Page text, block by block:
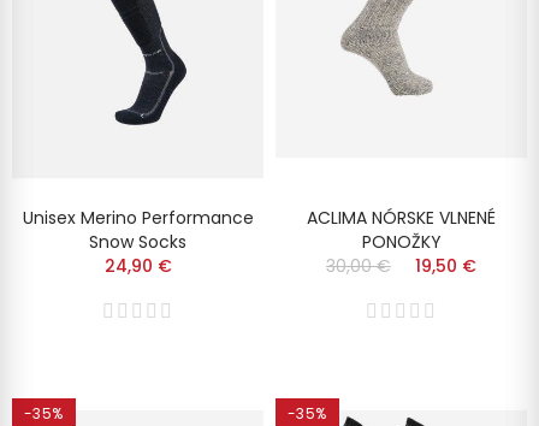
Unisex Merino Performance
Snow Socks
24,90 €
ACLIMA NÓRSKE VLNENÉ
PONOŽKY
30,00 €
19,50 €
-35% -35%